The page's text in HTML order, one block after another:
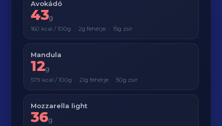
Avokádó
43g
160 kcal / 100g · 2g fehérje · 15g zsír
Mandula
12g
579 kcal / 100g · 21g fehérje · 50g zsír
Mozzarella light
36g